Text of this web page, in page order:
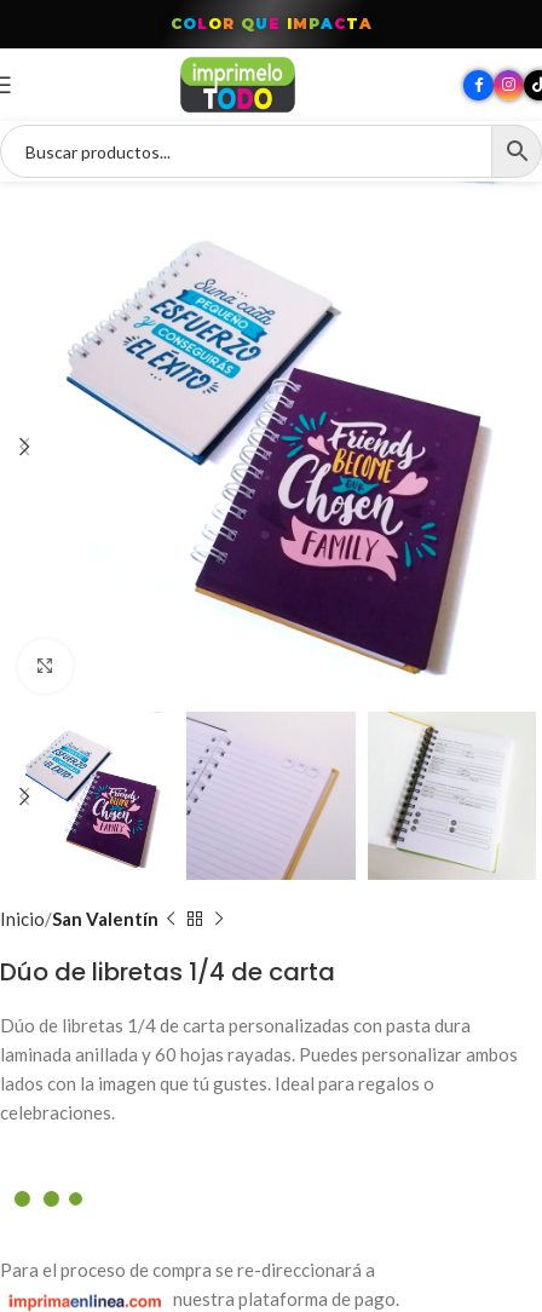
TODO P ARA TU MARCA
Inicio San Valentín
Dúo de libretas 1/4 de carta
Dúo de libretas 1/4 de carta personalizadas con pasta dura
laminada anillada y 60 hojas rayadas. Puedes personalizar ambos
lados con la imagen quetú gustes. Ideal para regalos o
celebraciones.
Para el proceso de compra se re-direccionará a
nuestra plataforma de pago.